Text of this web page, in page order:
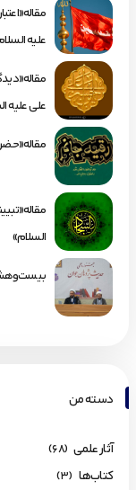
علیه
علی علیه
السلام»
دسته من
آثار علمی (68)
کتاب‌ها (3)